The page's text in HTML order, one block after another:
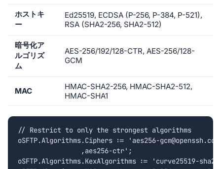
ホストキ
ー
Ed25519, ECDSA (P-256, P-384, P-521),
RSA (SHA2-256, SHA2-512)
暗号化ア
ルゴリズ
ム
AES-256/192/128-CTR, AES-256/128-
GCM
MAC
HMAC-SHA2-256, HMAC-SHA2-512,
HMAC-SHA1
// Restrict to only the strongest algorithms
oSFTP.Algorithms.Ciphers := 'aes256-
oSFTP.Algorithms.KexAlgorithms := 'curve25519-